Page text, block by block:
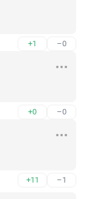
+1 –0
+0 –0
+11 –1